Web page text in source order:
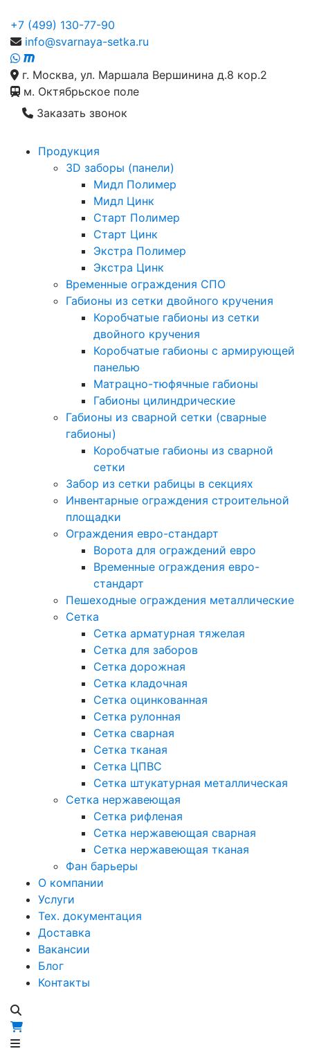
+7 (499) 130-77-90
info@svarnaya-setka.ru
г. Москва, ул. Маршала Вершинина д.8 кор.2
м. Октябрьское поле
Заказать звонок
Продукция
3D заборы (панели)
Мидл Полимер
Мидл Цинк
Старт Полимер
Старт Цинк
Экстра Полимер
Экстра Цинк
Временные ограждения СПО
Габионы из сетки двойного кручения
Коробчатые габионы из сетки
двойного кручения
Коробчатые габионы с армирующей
панелью
Матрацно-тюфячные габионы
Габионы цилиндрические
Габионы из сварной сетки (сварные
габионы)
Коробчатые габионы из сварной
сетки
Забор из сетки рабицы в секциях
Инвентарные ограждения строительной
площадки
Ограждения евро-стандарт
Ворота для ограждений евро
Временные ограждения евро-
стандарт
Пешеходные ограждения металлические
Сетка
Сетка арматурная тяжелая
Сетка для заборов
Сетка дорожная
Сетка кладочная
Сетка оцинкованная
Сетка рулонная
Сетка сварная
Сетка тканая
Сетка ЦПВС
Сетка штукатурная металлическая
Сетка нержавеющая
Сетка рифленая
Сетка нержавеющая сварная
Сетка нержавеющая тканая
Фан барьеры
О компании
Услуги
Тех. документация
Доставка
Вакансии
Блог
Контакты